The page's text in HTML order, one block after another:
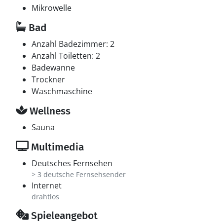
In der Ferienunterkunft gibt es 1 Fernseher mit Smart-
TV. Mindestens 4 dänische Fernsehsender. 1-3
schwedische Fernsehsender. 1-3 norwegische
Fernsehsender. Mindestens 4 deutsche
Fernsehsender. Es steht kabellose Internetverbindung
zur Verfügung.
Mikrowelle
Bad
Anzahl Badezimmer: 2
Anzahl Toiletten: 2
Badewanne
Trockner
Waschmaschine
Wellness
Sauna
Multimedia
Deutsches Fernsehen
> 3 deutsche Fernsehsender
Internet
drahtlos
Spieleangebot